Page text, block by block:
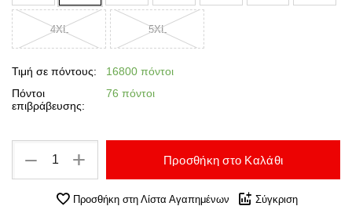
4XL 5XL
Τιμή σε πόντους:
16800 πόντοι
Πόντοι
επιβράβευσης:
76 πόντοι
+
− Προσθήκη στο Καλάθι
Προσθήκη στη Λίστα Αγαπημένων Σύγκριση